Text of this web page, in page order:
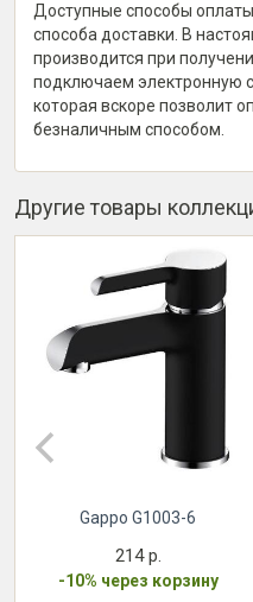
Доступные способы
способа доставки. В
производится при
подключаем электронную
которая вскоре позволит
безналичным способом.
Другие товары
Gappo G1003-6
214 р.
-10% через корзину